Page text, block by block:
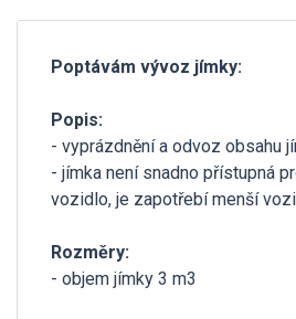
Poptávám vývoz jímky:
Popis:
- vyprázdnění a odvoz obsahu
- jímka není snadno přístupná
vozidlo, je zapotřebí menší
Rozměry:
- objem jímky 3 m3